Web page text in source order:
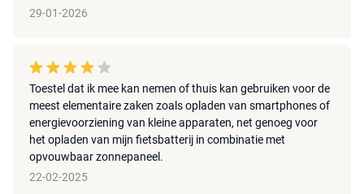
29-01-2026
Toestel dat ik mee kan nemen of thuis kan gebruiken voor de
meest elementaire zaken zoals opladen van smartphones of
energievoorziening van kleine apparaten, net genoeg voor
het opladen van mijn fietsbatterij in combinatie met
opvouwbaar zonnepaneel.
22-02-2025